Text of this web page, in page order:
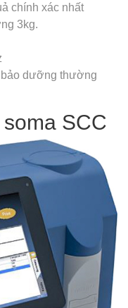
chính xác nhất
3kg.
bảo dưỡng thường
SCC